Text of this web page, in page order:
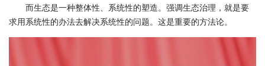
而生态是一种整体性、系统性的塑造。强调生态治理，就是要
求用系统性的办法去解决系统性的问题。这是重要的方法论。